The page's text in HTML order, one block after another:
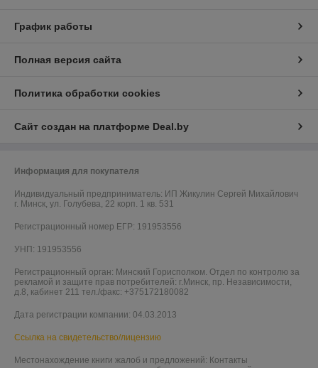
График работы
Полная версия сайта
Политика обработки cookies
Сайт создан на платформе Deal.by
Информация для покупателя
Индивидуальный предприниматель: ИП Жикулин Сергей Михайлович
г. Минск, ул. Голубева, 22 корп. 1 кв. 531
Регистрационный номер ЕГР: 191953556
УНП: 191953556
Регистрационный орган: Минский Горисполком. Отдел по контролю за
рекламой и защите прав потребителей: г.Минск, пр. Независимости,
д.8, кабинет 211 тел./факс: +375172180082
Дата регистрации компании: 04.03.2013
Ссылка на свидетельство/лицензию
Местонахождение книги жалоб и предложений: Контакты